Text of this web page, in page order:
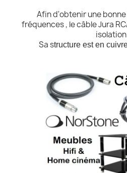
Afin d'obtenir une
fréquences , le câble Jura
isolation
Sa structure est en